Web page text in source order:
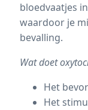
bloedvaatjes
waardoor je
bevalling.
Wat doet
Het
Het